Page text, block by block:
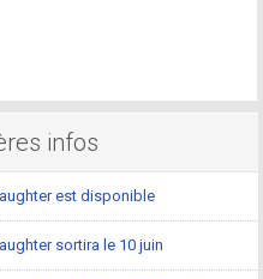
infos
est disponible
sortira le 10 juin